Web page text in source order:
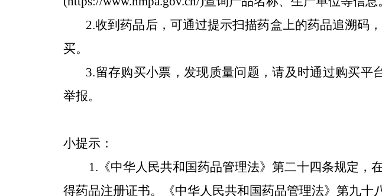
2.收到药品后，可通过提示扫描药盒上的药品追溯码
买。
3.留存购买小票，发现质量问题，请及时通过购买平
举报。
小提示：
1.《中华人民共和国药品管理法》第二十四条规定，
得药品注册证书。《中华人民共和国药品管理法》第九十